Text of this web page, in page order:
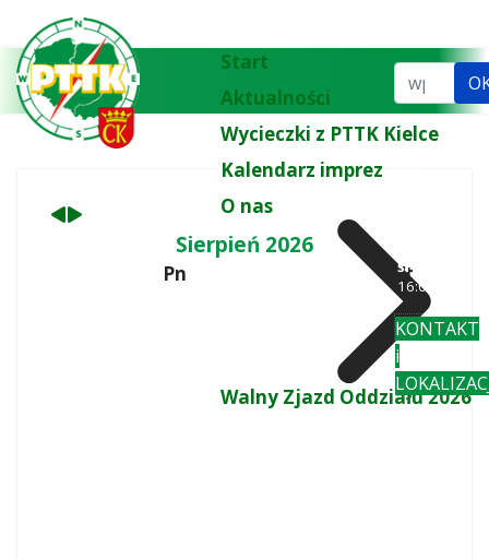
Start
Aktualności
Wycieczki z PTTK Kielce
Kalendarz imprez
O nas
Walny Zjazd Oddziału 2026
Szukaj...
śr-pi
16:00
KONTAKT
i
miesiąc
miesiąc
Sierpień 2026
Pn Wt